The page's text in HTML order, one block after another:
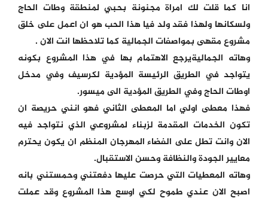
انا كما قلت لك امراة مجنونة بحبي لمنطقة وطات الحاج
ولسكانها ولهذا فقد ولد فيا هذا الحب هو ان اعمل على خلق
مشروع مقهى بمواصفات الجمالية كما تلاحظها انت الان .
وهاته الجماليةيرجع الاهتمام بها في هذا المشروع بكونه
يتواجد في الطريق الرئيسة المؤدية لكرسيف وفي مدخل
اوطات الحاج وفي الطريق المؤدية الى ميسور.
فهذا معطى اولي اما المعطى الثاني فهو انني حريصة ان
تكون الخدمات المقدمة لزبناء لمشروعي الذي نتواجد فيه
الان وانت تطل على الفضاء المهرجان المنظم ان يكون يحترم
معايير الجودة والنظافة وحسن الاستقبال.
وهاته المعطيات التي حرصت عليها دفعتني وحمستني بانه
اصبح الان عندي طموح لكي اوسع هذا المشروع وقد عملت